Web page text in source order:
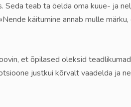
teab ta öelda oma kuue- ja
käitumine annab mulle
et õpilased oleksid
justkui kõrvalt vaadelda ja